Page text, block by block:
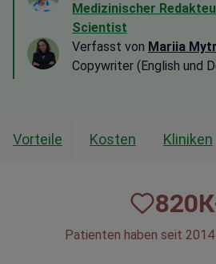
Medizinischer
Scientist
Verfasst von Mariia
Copywriter (English und
Vorteile Kosten Kliniken
820
Patienten haben seit